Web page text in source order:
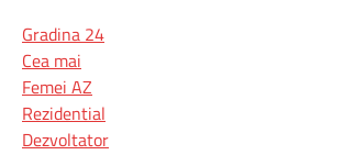
Gradina 24
Cea mai
Femei AZ
Rezidential
Dezvoltator